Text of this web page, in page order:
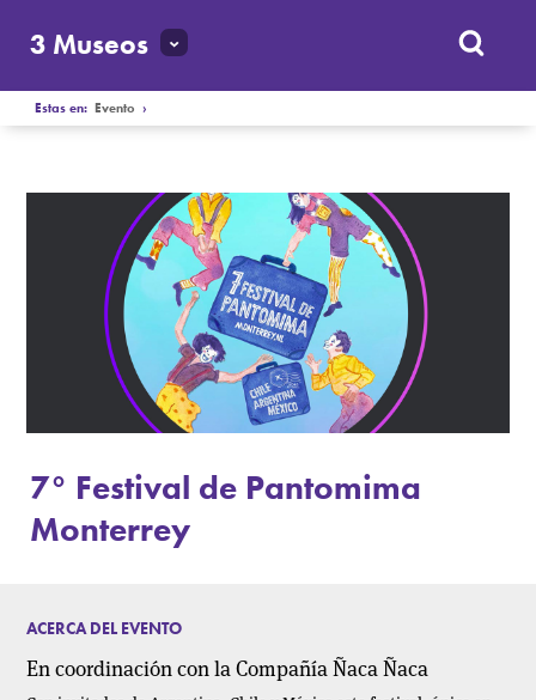
3 Museos
Estas en:Evento ›
7° Festival de Pantomima
Monterrey
ACERCA DEL EVENTO
En coordinación con la Compañía Ñaca Ñaca